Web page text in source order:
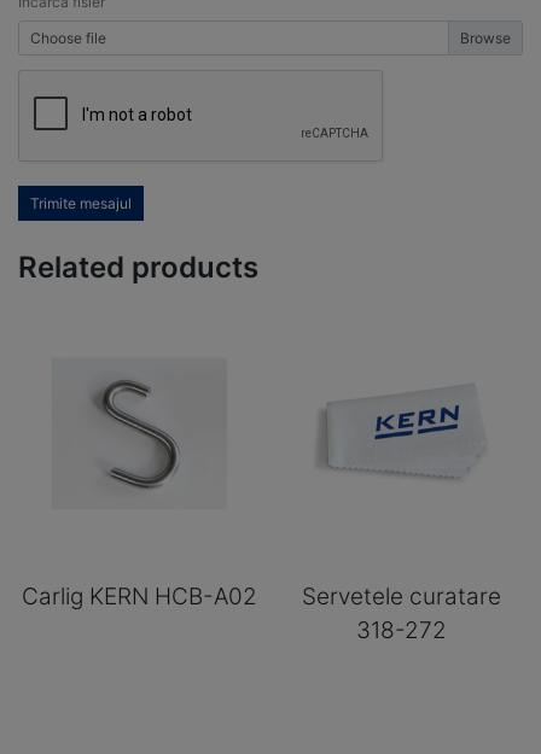
Choose file
Trimite mesajul
Related products
Carlig KERN HCB-A02
Servetele curatare
318-272